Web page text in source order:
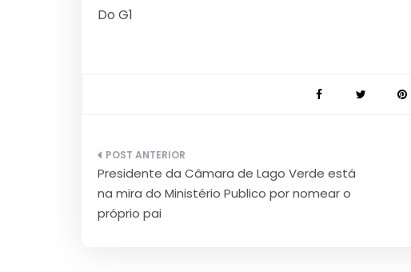
Do G1
Navegação
de
Post
Presidente da Câmara de Lago Verde está
na mira do Ministério Publico por nomear o
próprio pai